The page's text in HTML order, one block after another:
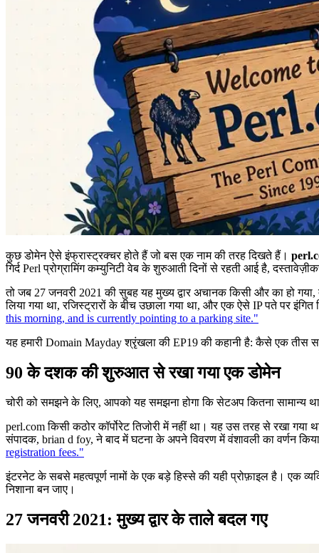
कुछ डोमेन ऐसे इंफ्रास्ट्रक्चर होते हैं जो बस एक नाम की तरह दिखते हैं।
गिर्द Perl प्रोग्रामिंग कम्युनिटी वेब के शुरुआती दिनों से रहती आई है,
तो जब 27 जनवरी 2021 की सुबह यह मुख्य द्वार अचानक किसी और का हो
लिया गया था, रजिस्ट्रारों के बीच उछाला गया था, और एक ऐसे IP पते पर
this morning, and is currently pointing to a parking site."
यह हमारी Domain Mayday श्रृंखला की EP19 की कहानी है: कैसे एक तीस
90 के दशक की शुरुआत से रखा गया एक डोमेन
चोरी को समझने के लिए, आपको यह समझना होगा कि सेटअप कितना सामान्य
perl.com किसी कठोर कॉर्पोरेट तिजोरी में नहीं था। यह उस तरह से रखा
संपादक, brian d foy, ने बाद में घटना के अपने विवरण में वंशावली का वर्णन
registration fees."
इंटरनेट के सबसे महत्वपूर्ण नामों के एक बड़े हिस्से की यही प्रोफ़ाइल है। एक
निशाना बन जाए।
27 जनवरी 2021: मुख्य द्वार के ताले बदल गए